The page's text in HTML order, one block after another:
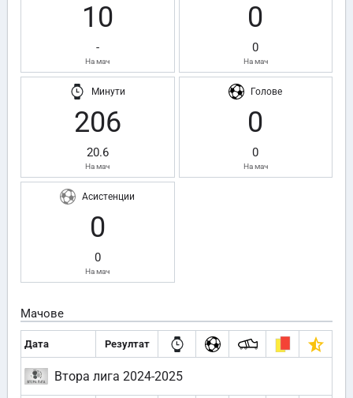
10
-
На мач
0
0
На мач
Минути
206
20.6
На мач
Голове
0
0
На мач
Асистенции
0
0
На мач
Мачове
Дата Резултат
Втора лига 2024-2025